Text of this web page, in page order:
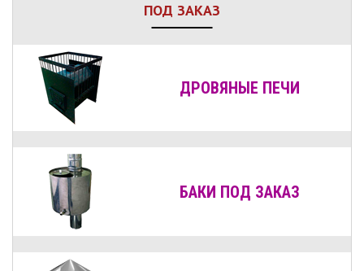
ПОД ЗАКАЗ
ДРОВЯНЫЕ ПЕЧИ
БАКИ ПОД ЗАКАЗ